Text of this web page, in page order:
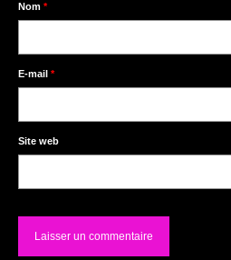
Nom *
E-mail *
Site web